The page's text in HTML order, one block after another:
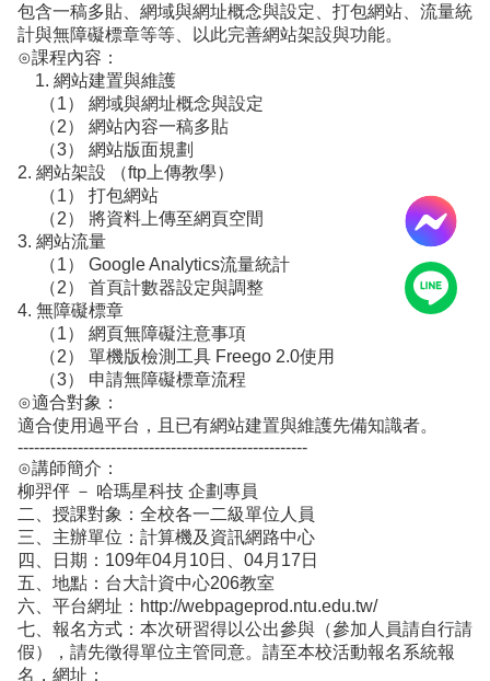
包含一稿多貼、網域與網址概念與設定、打包網站、流量統
計與無障礙標章等等、以此完善網站架設與功能。
⊙課程內容：
1. 網站建置與維護
（1） 網域與網址概念與設定
（2） 網站內容一稿多貼
（3） 網站版面規劃
2. 網站架設 （ftp上傳教學）
（1） 打包網站
（2） 將資料上傳至網頁空間
3. 網站流量
（1） Google Analytics流量統計
（2） 首頁計數器設定與調整
4. 無障礙標章
（1） 網頁無障礙注意事項
（2） 單機版檢測工具 Freego 2.0使用
（3） 申請無障礙標章流程
⊙適合對象：
適合使用過平台，且已有網站建置與維護先備知識者。
-----------------------------------------------------
⊙講師簡介：
柳羿伻 － 哈瑪星科技 企劃專員
二、授課對象：全校各一二級單位人員
三、主辦單位：計算機及資訊網路中心
四、日期：109年04月10日、04月17日
五、地點：台大計資中心206教室
六、平台網址：http://webpageprod.ntu.edu.tw/
七、報名方式：本次研習得以公出參與（參加人員請自行請
假），請先徵得單位主管同意。請至本校活動報名系統報
名，網址：